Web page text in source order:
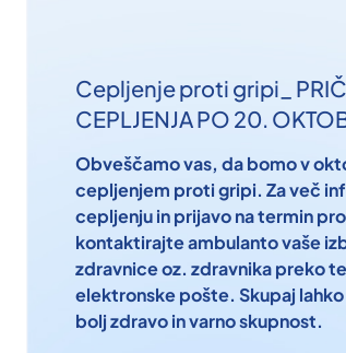
Cepljenje proti gripi_
CEPLJENJA PO 20.
Obveščamo vas, da bomo v
cepljenjem proti gripi. Za več
cepljenju in prijavo na termin
kontaktirajte ambulanto vaše
zdravnice oz. zdravnika preko
elektronske pošte. Skupaj
bolj zdravo in varno skupnost.